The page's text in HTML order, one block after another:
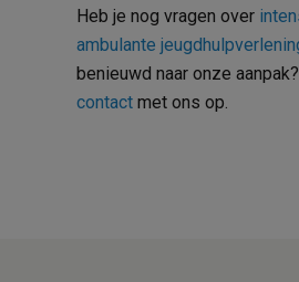
Heb je nog vragen over
ambulante
benieuwd naar onze
contact met ons op.